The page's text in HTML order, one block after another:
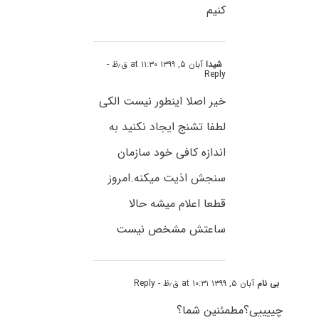
کنیم
شیداآبان ۵, ۱۳۹۹ at ۱۱:۳۰ ق٫ظ -
Reply
خیر اصلا اینطور نیست الکی
لطفا تشنج ایجاد نکنید به
اندازه کافی خود سازمان
سنجش اذیت میکنه.امروز
قطعا اعلام میشه حالا
ساعتش مشخص نیست
بی نام آبان ۵, ۱۳۹۹ at ۱۰:۳۱ ق٫ظ - Reply
چییییی؟مطمئنین شما؟